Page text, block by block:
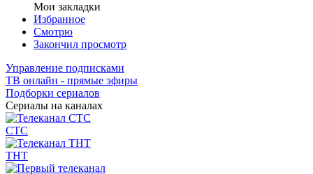
Мои закладки
Избранное
Смотрю
Закончил просмотр
Управление подписками
ТВ онлайн - прямые эфиры
Подборки сериалов
Сериалы на каналах
СТС
ТНТ